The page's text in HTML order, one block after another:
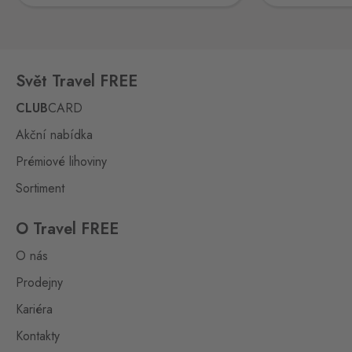
Rožany
Sohland
Rožany 150, Šluknov,
Slavonice
Fratres
Wolkerova 315, Slavonice,
Hraniční přechod Strážný 13,
Strážný,
Svatý Kříž 1
Svět Travel FREE
CLUBCARD
Akční nabídka
Prémiové lihoviny
Sortiment
O Travel FREE
O nás
Prodejny
Kariéra
Kontakty